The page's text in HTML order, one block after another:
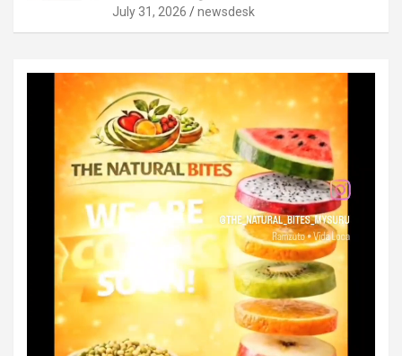
July 31, 2026 newsdesk